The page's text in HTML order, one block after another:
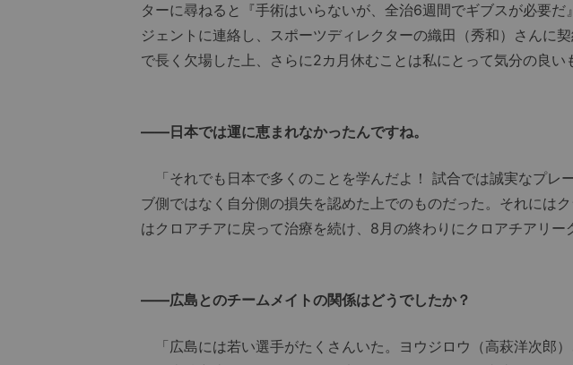
ターに尋ねると『手術はいらないが、全治6週間でギブスが必要
ジェントに連絡し、スポーツディレクターの織田（秀和）さんに
で長く欠場した上、さらに2カ月休むことは私にとって気分の良い
――日本では運に恵まれなかったんですね。
「それでも日本で多くのことを学んだよ！ 試合では誠実なプレ
ブ側ではなく自分側の損失を認めた上でのものだった。それには
はクロアチアに戻って治療を続け、8月の終わりにクロアチアリー
――広島とのチームメイトの関係はどうでしたか？
「広島には若い選手がたくさんいた。ヨウジロウ（高萩洋次郎